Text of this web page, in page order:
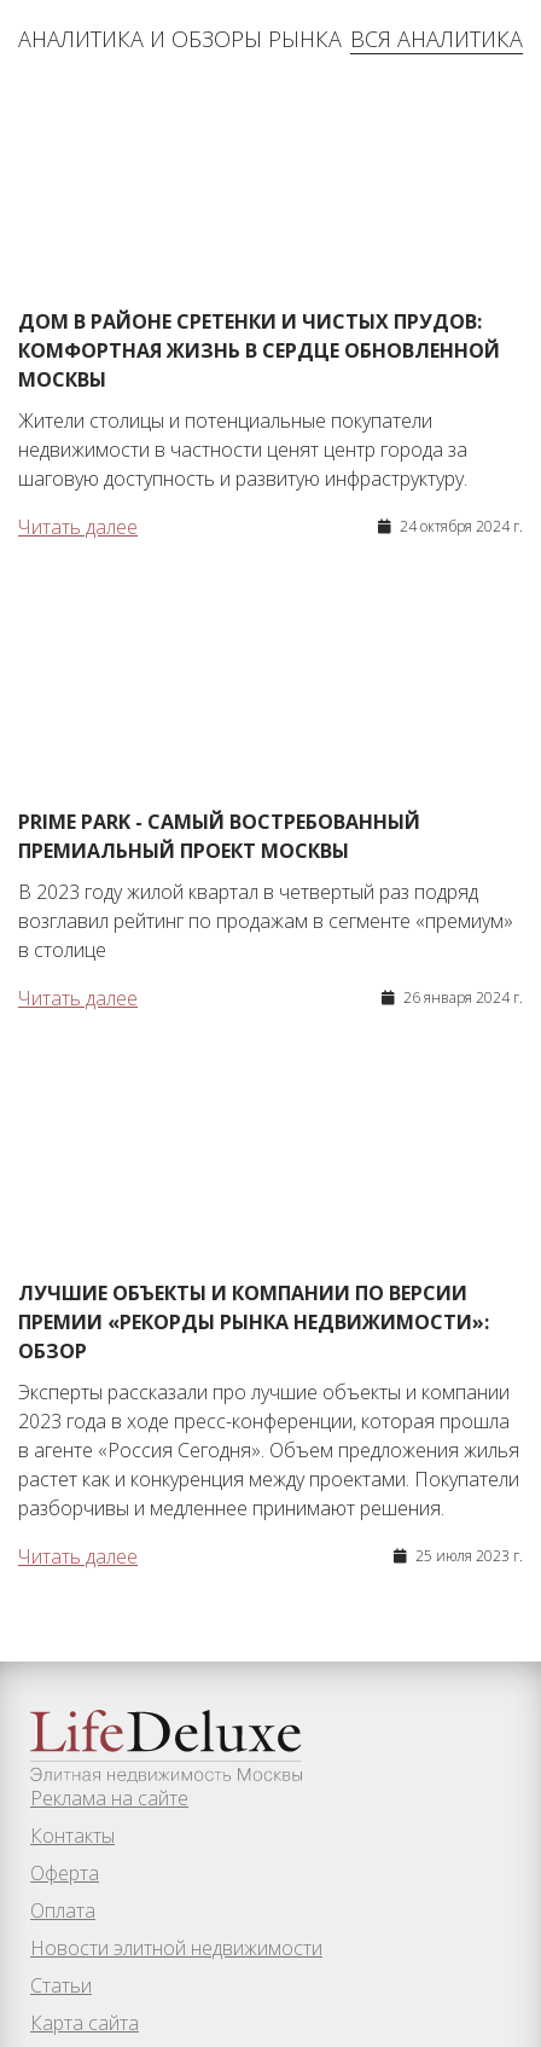
ВСЯ АНАЛИТИКА
АНАЛИТИКА И ОБЗОРЫ РЫНКА
ДОМ В РАЙОНЕ СРЕТЕНКИ И ЧИСТЫХ ПРУДОВ:
КОМФОРТНАЯ ЖИЗНЬ В СЕРДЦЕ ОБНОВЛЕННОЙ
МОСКВЫ
Жители столицы и потенциальные покупатели
недвижимости в частности ценят центр города за
шаговую доступность и развитую инфраструктуру.
Читать далее
24 октября 2024 г.
PRIME PARK - САМЫЙ ВОСТРЕБОВАННЫЙ
ПРЕМИАЛЬНЫЙ ПРОЕКТ МОСКВЫ
В 2023 году жилой квартал в четвертый раз подряд
возглавил рейтинг по продажам в сегменте «премиум»
в столице
Читать далее
26 января 2024 г.
ЛУЧШИЕ ОБЪЕКТЫ И КОМПАНИИ ПО ВЕРСИИ
ПРЕМИИ «РЕКОРДЫ РЫНКА НЕДВИЖИМОСТИ»:
ОБЗОР
Эксперты рассказали про лучшие объекты и компании
2023 года в ходе пресс-конференции, которая прошла
в агенте «Россия Сегодня». Объем предложения жилья
растет как и конкуренция между проектами. Покупатели
разборчивы и медленнее принимают решения.
Читать далее
25 июля 2023 г.
Реклама на сайте
Контакты
Оферта
Оплата
Новости элитной недвижимости
Статьи
Карта сайта